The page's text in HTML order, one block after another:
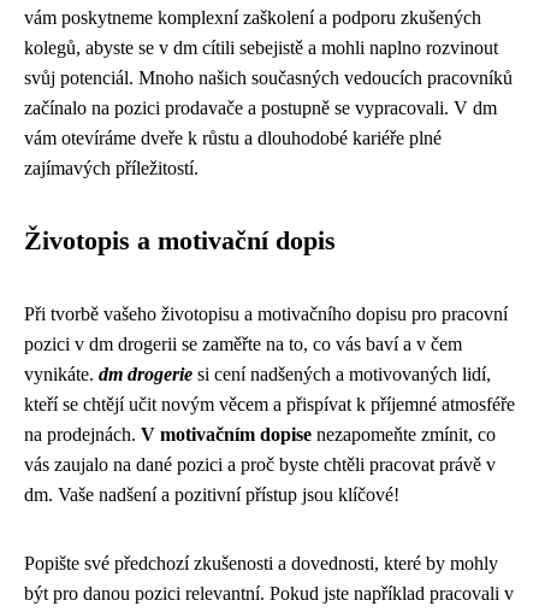
vám poskytneme komplexní zaškolení a podporu zkušených
kolegů, abyste se v dm cítili sebejistě a mohli naplno rozvinout
svůj potenciál. Mnoho našich současných vedoucích pracovníků
začínalo na pozici prodavače a postupně se vypracovali. V dm
vám otevíráme dveře k růstu a dlouhodobé kariéře plné
zajímavých příležitostí.
Životopis a motivační dopis
Při tvorbě vašeho životopisu a motivačního dopisu pro pracovní
pozici v dm drogerii se zaměřte na to, co vás baví a v čem
vynikáte. dm drogerie si cení nadšených a motivovaných lidí,
kteří se chtějí učit novým věcem a přispívat k příjemné atmosféře
na prodejnách. V motivačním dopise nezapomeňte zmínit, co
vás zaujalo na dané pozici a proč byste chtěli pracovat právě v
dm. Vaše nadšení a pozitivní přístup jsou klíčové!
Popište své předchozí zkušenosti a dovednosti, které by mohly
být pro danou pozici relevantní. Pokud jste například pracovali v